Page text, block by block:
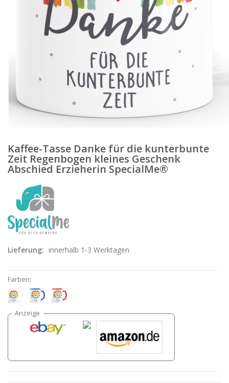
Kaffee-Tasse Danke für die kunterbunte
Zeit Regenbogen kleines Geschenk
Abschied Erzieherin SpecialMe®
Lieferung: innerhalb 1-3 Werktagen
Farben: